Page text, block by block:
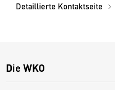
Detaillierte Kontaktseite
Die WKO